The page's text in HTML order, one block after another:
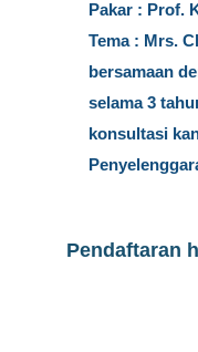
Pakar : Prof.
Tema : Mrs.
bersamaan
selama 3
konsultasi
Pendaftaran